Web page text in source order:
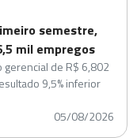
semestre,
mil empregos
gerencial de R$ 6,802
9,5% inferior
05/08/2026